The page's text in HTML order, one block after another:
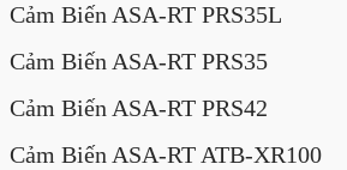
Cảm Biến ASA-RT PRS35L
Cảm Biến ASA-RT PRS35
Cảm Biến ASA-RT PRS42
Cảm Biến ASA-RT ATB-XR100